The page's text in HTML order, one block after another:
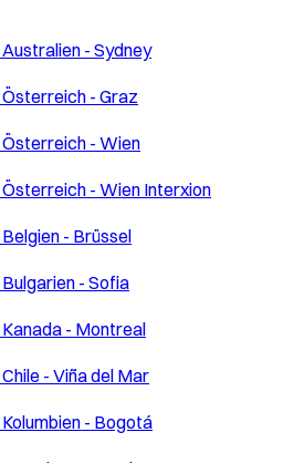
Australien - Sydney
Österreich - Graz
Österreich - Wien
Österreich - Wien Interxion
Belgien - Brüssel
Bulgarien - Sofia
Kanada - Montreal
Chile - Viña del Mar
Kolumbien - Bogotá